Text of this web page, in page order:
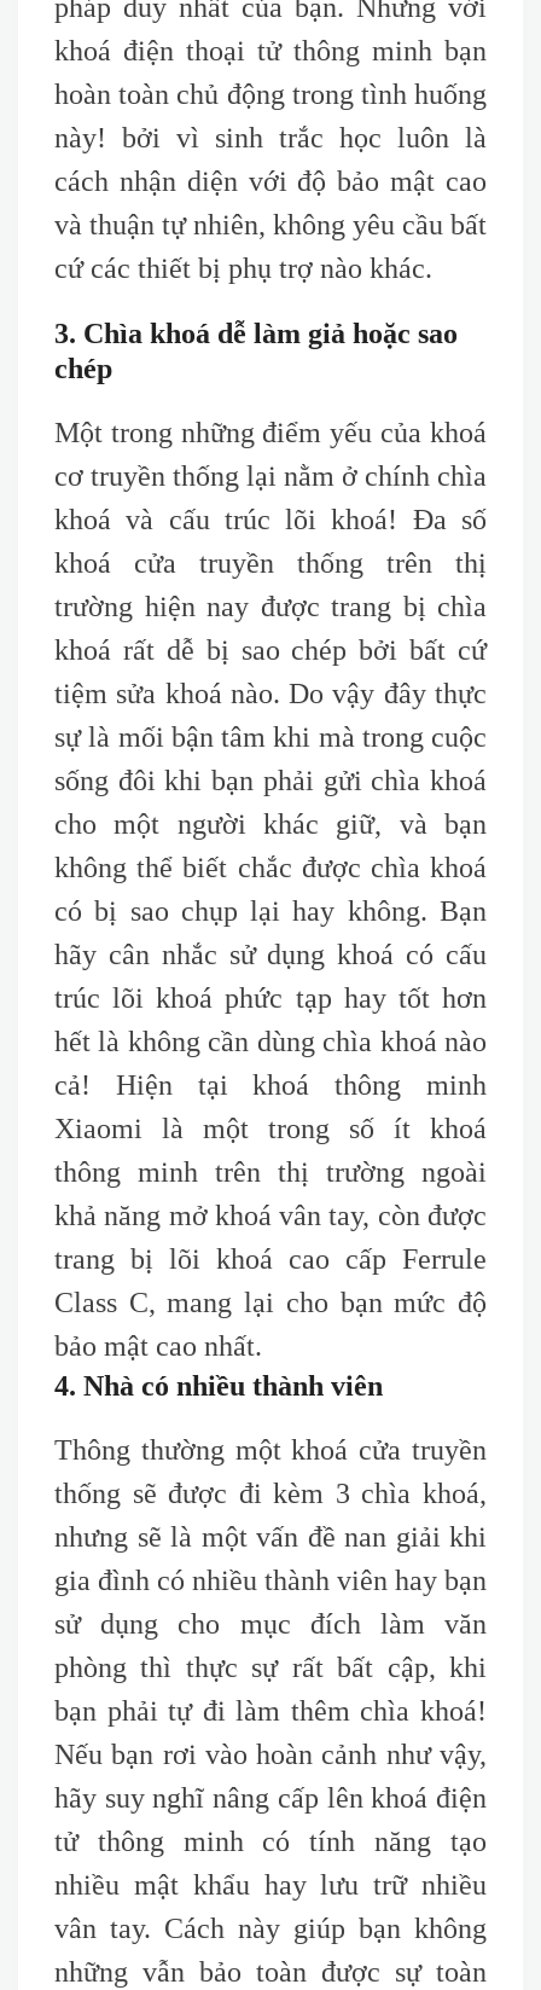
pháp duy nhất của bạn. Nhưng với
khoá điện thoại tử thông minh bạn
hoàn toàn chủ động trong tình huống
này! bởi vì sinh trắc học luôn là
cách nhận diện với độ bảo mật cao
và thuận tự nhiên, không yêu cầu bất
cứ các thiết bị phụ trợ nào khác.
3. Chìa khoá dễ làm giả hoặc sao
chép
Một trong những điểm yếu của khoá
cơ truyền thống lại nằm ở chính chìa
khoá và cấu trúc lõi khoá! Đa số
khoá cửa truyền thống trên thị
trường hiện nay được trang bị chìa
khoá rất dễ bị sao chép bởi bất cứ
tiệm sửa khoá nào. Do vậy đây thực
sự là mối bận tâm khi mà trong cuộc
sống đôi khi bạn phải gửi chìa khoá
cho một người khác giữ, và bạn
không thể biết chắc được chìa khoá
có bị sao chụp lại hay không. Bạn
hãy cân nhắc sử dụng khoá có cấu
trúc lõi khoá phức tạp hay tốt hơn
hết là không cần dùng chìa khoá nào
cả! Hiện tại khoá thông minh
Xiaomi là một trong số ít khoá
thông minh trên thị trường ngoài
khả năng mở khoá vân tay, còn được
trang bị lõi khoá cao cấp Ferrule
Class C, mang lại cho bạnmức độ
bảo mật cao nhất.
4. Nhà có nhiều thành viên
Thông thường một khoá cửa truyền
thống sẽ được đi kèm 3 chìa khoá,
nhưng sẽ là một vấn đề nan giải khi
gia đình có nhiều thành viên hay bạn
sử dụng cho mục đích làm văn
phòng thì thực sự rất bất cập, khi
bạn phải tự đi làm thêm chìa khoá!
Nếu bạn rơi vào hoàn cảnh như vậy,
hãy suy nghĩ nâng cấp lên khoá điện
tử thông minh có tính năng tạo
nhiều mật khẩu hay lưu trữ nhiều
vân tay. Cách này giúp bạn không
những vẫn bảo toàn được sự toàn